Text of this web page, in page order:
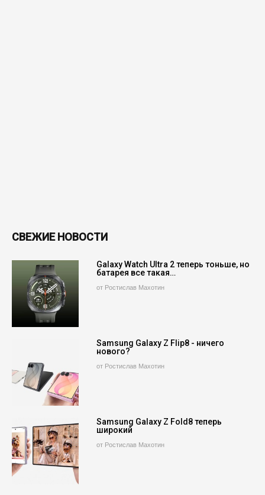
СВЕЖИЕ НОВОСТИ
Galaxy Watch Ultra 2 теперь тоньше, но
батарея все такая…
от Ростислав Махотин
Samsung Galaxy Z Flip8 - ничего
нового?
от Ростислав Махотин
Samsung Galaxy Z Fold8 теперь
широкий
от Ростислав Махотин